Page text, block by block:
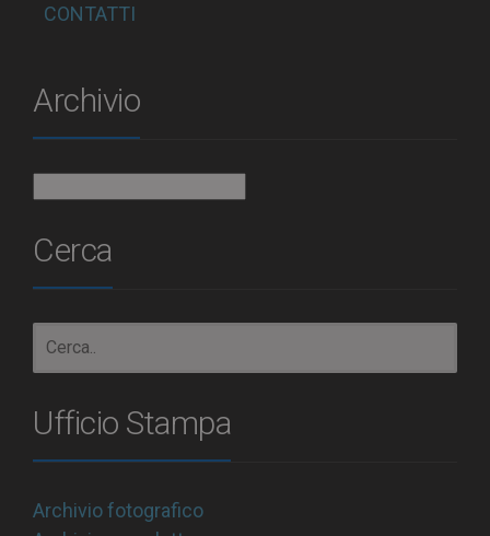
CONTATTI
Archivio
Cerca
Ufficio Stampa
Archivio fotografico